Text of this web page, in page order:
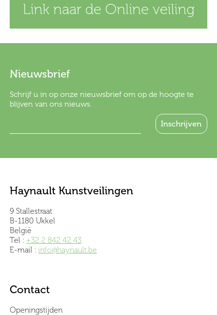
Link naar de Online veiling
Nieuwsbrief
Schrijf u in op onze nieuwsbrief om op de hoogte te
blijven van ons nieuws.
Haynault Kunstveilingen
9 Stallestraat
B-1180 Ukkel
België
Tel : +32 2 842 42 43
E-mail : info@haynault.be
Contact
Openingstijden